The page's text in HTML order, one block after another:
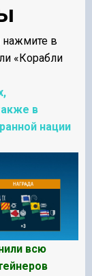
нажмите в
«Корабли
в
нации
всю